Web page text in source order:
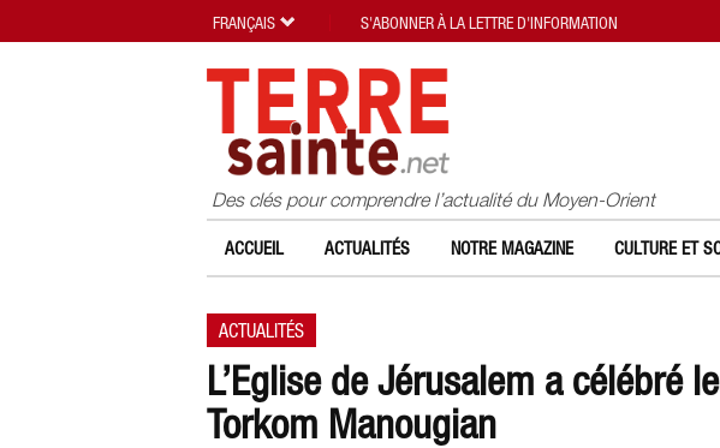
Des clés pour comprendre l’actualité du Moyen-Orient
ACCUEIL ACTUALITÉS NOTRE MAGAZINE CULTURE ET
ACTUALITÉS
L’Eglise de Jérusalem a célébré
Torkom Manougian
FRANÇAIS S'ABONNER À LA LETTRE D'INFORMATION